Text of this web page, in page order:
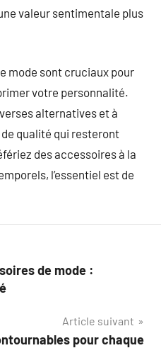
valeur sentimentale plus
mode sont cruciaux pour
votre personnalité.
alternatives et à
qualité qui resteront
des accessoires à la
l’essentiel est de
de mode :
Article suivant
pour chaque